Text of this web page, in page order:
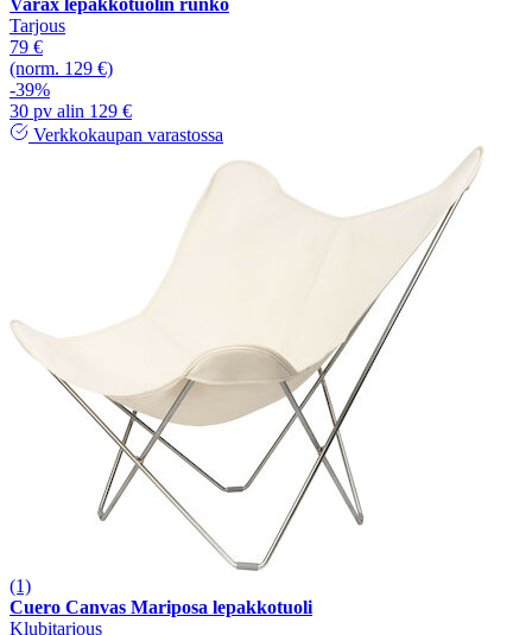
Tarjous
79 €
(norm. 129 €)
-39%
30 pv alin 129 €
Verkkokaupan varastossa
(1)
Cuero Canvas Mariposa lepakkotuoli
Klubitarjous